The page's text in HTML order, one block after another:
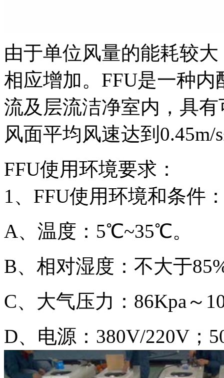
由于单位风量的能耗较
相应增加。FFU是一种
流及层流洁净室内，具
风面平均风速达到0.45m/
FFU使用环境要求：
1、FFU使用环境和条件
A、温度：5℃~35℃。
B、相对湿度：不大于
C、大气压力：86Kpa～
D、电源：380V/220V；